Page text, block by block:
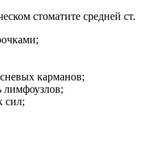
стоматите средней ст.
карманов;
лимфоузлов;
сил;